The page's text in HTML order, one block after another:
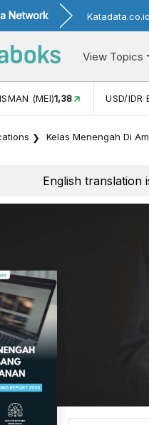
Network Katadata.co.id
View Topics
RATE17.908 INFLASI
Kelas Menengah Di
English translation